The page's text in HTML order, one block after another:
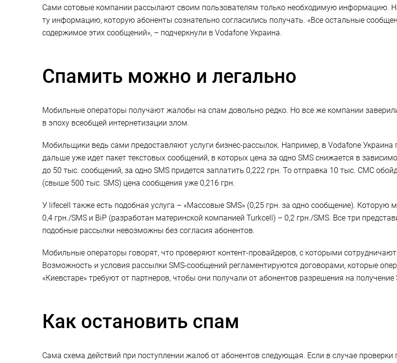
Сами сотовые компании рассылают своим пользователям только необходимую информацию.
ту информацию, которую абоненты сознательно согласились получать. «Все остальные
содержимое этих сообщений», – подчеркнули в Vodafone Украина.
Спамить можно и легально
Мобильные операторы получают жалобы на спам довольно редко. Но все же компании
в эпоху всеобщей интернетизации злом.
Мобильщики ведь сами предоставляют услуги бизнес-рассылок. Например, в Vodafone
дальше уже идет пакет текстовых сообщений, в которых цена за одно SMS снижается в
до 50 тыс. сообщений, за одно SMS придется заплатить 0,222 грн. То отправка 10 тыс. СМС
(свыше 500 тыс. SMS) цена сообщения уже 0,216 грн.
У lifecell также есть подобная услуга – «Массовые SMS» (0,25 грн. за одно сообщение).
0,4 грн./SMS и BiP (разработан материнской компанией Turkcell) – 0,2 грн./SMS. Все три
подобные рассылки невозможны без согласия абонентов.
Мобильные операторы говорят, что проверяют контент-провайдеров, с которыми
Возможность и условия рассылки SMS-сообщений регламентируются договорами, которые
«Киевстаре» требуют от партнеров, чтобы они получали от абонентов разрешения на получение
Как остановить спам
Сама схема действий при поступлении жалоб от абонентов следующая. Если в случае